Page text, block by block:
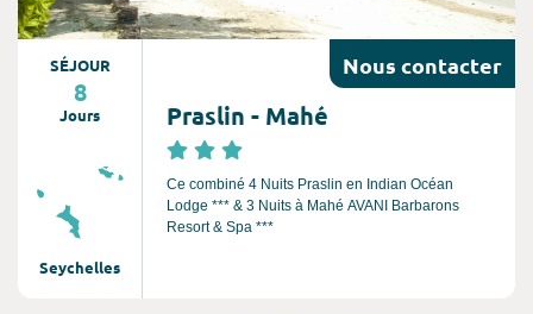
SÉJOUR
8
Jours
Seychelles
Nous contacter
Praslin - Mahé
Ce combiné 4 Nuits Praslin en Indian Océan
Lodge *** & 3 Nuits à Mahé AVANI Barbarons
Resort & Spa ***